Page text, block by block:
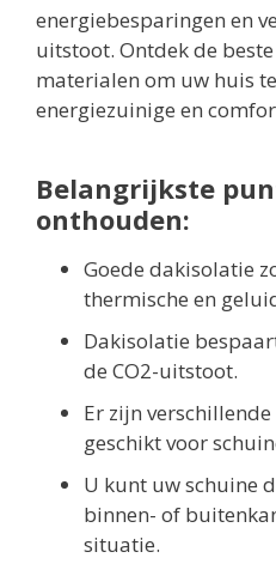
energiebesparingen en
uitstoot. Ontdek de
materialen om uw huis
energiezuinige en
Belangrijkste
onthouden:
Goede dakisolatie
thermische en
Dakisolatie
de CO2-uitstoot.
Er zijn
geschikt voor
U kunt uw schuine
binnen- of
situatie.